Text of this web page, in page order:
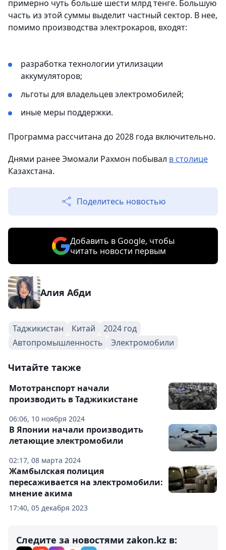
примерно чуть больше шести млрд тенге. Большую
часть из этой суммы выделит частный сектор. В нее,
помимо производства электрокаров, входят:
разработка технологии утилизации
аккумуляторов;
льготы для владельцев электромобилей;
иные меры поддержки.
Программа рассчитана до 2028 года включительно.
Днями ранее Эмомали Рахмон побывал в столице
Казахстана.
Поделитесь новостью
Добавить в Google, чтобы
читать новости первым
Алия Абди
Таджикистан Китай
2024 год
Автопромышленность
Электромобили
Читайте также
06:06, 10 ноября 2024
Мототранспорт начали
производить в Таджикистане
02:17, 08 марта 2024
В Японии начали производить
летающие электромобили
17:40, 05 декабря 2023
Жамбылская полиция
пересаживается на электромобили:
мнение акима
Следите за новостями zakon.kz в: